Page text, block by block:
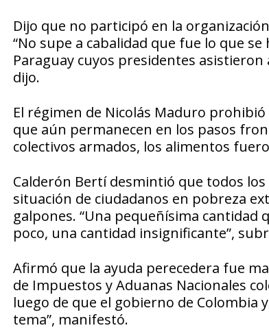
Dijo que no participó en la
“No supe a cabalidad que fue lo que
Paraguay cuyos presidentes asistieron
dijo.
El régimen de Nicolás Maduro
que aún permanecen en los pasos
colectivos armados, los alimentos
Calderón Bertí desmintió que todos
situación de ciudadanos en pobreza
galpones. “Una pequeñísima
poco, una cantidad insignificante”,
Afirmó que la ayuda perecedera fue
de Impuestos y Aduanas Nacionales
luego de que el gobierno de Colombia
tema”, manifestó.